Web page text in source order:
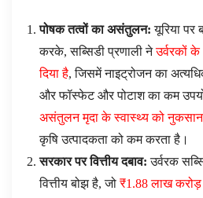
पोषक तत्वों का असंतुलन:यूरिया पर
करके, सब्सिडी प्रणाली नेउर्वरकों
दिया है, जिसमें नाइट्रोजन का
और फॉस्फेट और पोटाश का कम
असंतुलन मृदा के स्वास्थ्य को नुकसान
कृषि उत्पादकता को कम करता है।
सरकार पर वित्तीय दबाव:उर्वरक
वित्तीय बोझ है, जो ₹1.88 लाख